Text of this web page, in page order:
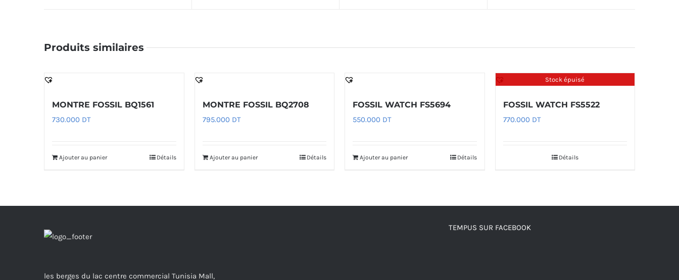
Produits similaires
MONTRE FOSSIL BQ1561
730.000 DT
Ajouter au panier Détails
MONTRE FOSSIL BQ2708
795.000 DT
Ajouter au panier Détails
FOSSIL WATCH FS5694
550.000 DT
Ajouter au panier Détails
Stock épuisé
FOSSIL WATCH FS5522
770.000 DT
Détails
les berges du lac centre commercial Tunisia Mall,
TEMPUS SUR FACEBOOK